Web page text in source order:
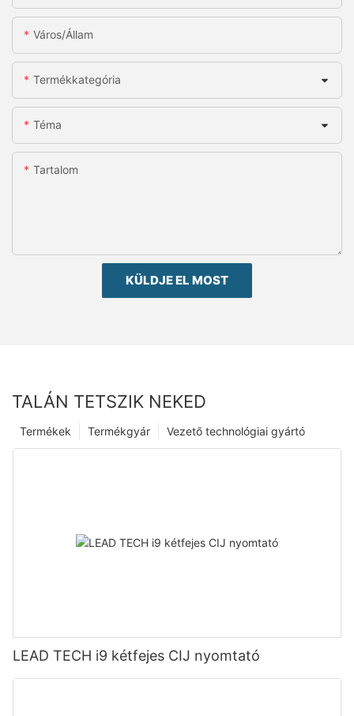
Város/állam
Termékkategória
Téma
Tartalom
KÜLDJE EL MOST
TALÁN TETSZIK NEKED
Vezető technológiai gyártó
Termékgyár
Termékek
LEAD TECH i9 kétfejes CIJ nyomtató